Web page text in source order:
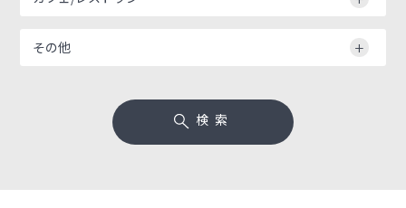
その他
検索